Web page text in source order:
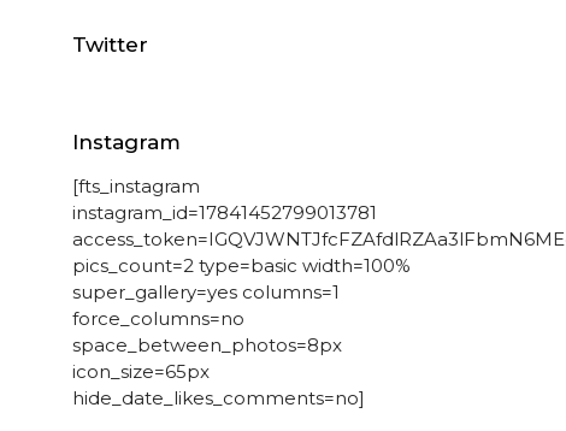
Twitter
Instagram
[fts_instagram
instagram_id=17841452799013781
pics_count=2 type=basic width=100%
super_gallery=yes columns=1
force_columns=no
space_between_photos=8px
icon_size=65px
hide_date_likes_comments=no]